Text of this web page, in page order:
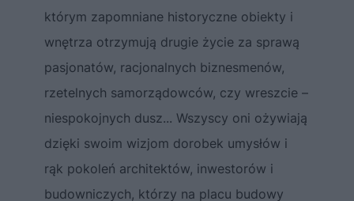
którym zapomniane historyczne obiekty i
wnętrza otrzymują drugie życie za sprawą
pasjonatów, racjonalnych biznesmenów,
rzetelnych samorządowców, czy wreszcie –
niespokojnych dusz... Wszyscy oni ożywiają
dzięki swoim wizjom dorobek umysłów i
rąk pokoleń architektów, inwestorów i
budowniczych, którzy na placu budowy